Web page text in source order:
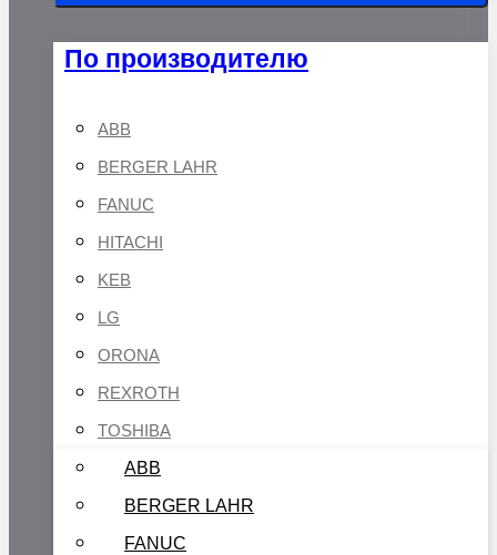
По производителю
ABB
BERGER LAHR
FANUC
HITACHI
KEB
LG
ORONA
REXROTH
TOSHIBA
ABB
BERGER LAHR
FANUC